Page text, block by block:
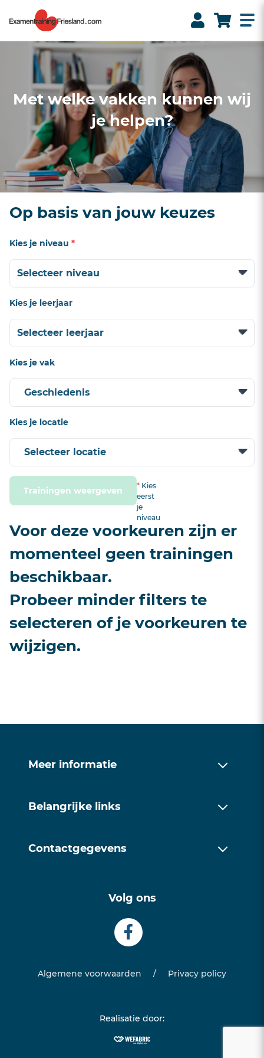
Met welke vakken kunnen wij
je helpen?
Op basis van jouw keuzes
Kies je niveau *
Kies je leerjaar
Kies je vak
Kies je locatie
Trainingen weergeven * Kies
eerst
je
niveau
Voor deze voorkeuren zijn er
momenteel geen trainingen
beschikbaar.
Probeer minder filters te
selecteren of je voorkeuren te
wijzigen.
Meer informatie
Belangrijke links
Contactgegevens
info@examentrainingfriesland.com
Volg ons
Algemene voorwaarden / Privacy policy
Realisatie door: